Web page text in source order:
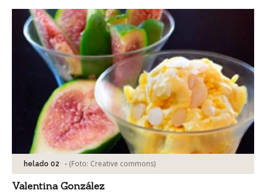
helado 02 - (Foto: Creative commons)
Valentina González